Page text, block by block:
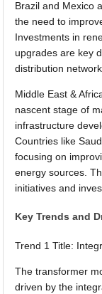
Brazil and Mexico
the need to
Investments in
upgrades are key
distribution
Middle East &
nascent stage of
infrastructure
Countries like
focusing on
energy sources.
initiatives and
Key Trends and
Trend 1 Title:
The transformer
driven by the